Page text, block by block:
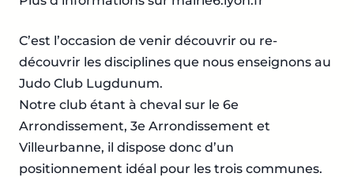
C’est l’occasion de venir découvrir ou re-
découvrir les disciplines que nous enseignons au
Judo Club Lugdunum.
Notre club étant à cheval sur le 6e
Arrondissement, 3e Arrondissement et
Villeurbanne, il dispose donc d’un
positionnement idéal pour les trois communes.